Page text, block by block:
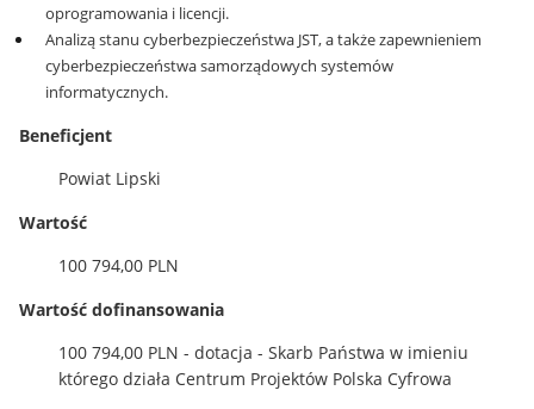
oprogramowania i licencji.
Analizą stanu cyberbezpieczeństwa JST, a także zapewnieniem
cyberbezpieczeństwa samorządowych systemów
informatycznych.
Beneficjent
Powiat Lipski
Wartość
100 794,00 PLN
Wartość dofinansowania
100 794,00 PLN - dotacja - Skarb Państwa w imieniu
którego działa Centrum Projektów Polska Cyfrowa